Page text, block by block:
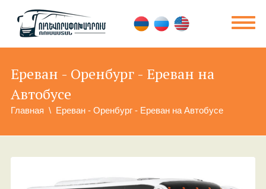
Ереван - Оренбург - Ереван на
Автобусе
Главная Ереван - Оренбург - Ереван на Автобусе